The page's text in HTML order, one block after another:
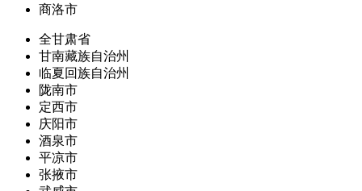
商洛市
全甘肃省
甘南藏族自治州
临夏回族自治州
陇南市
定西市
庆阳市
酒泉市
平凉市
张掖市